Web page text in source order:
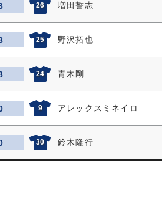
26 増田誓志
25 野沢拓也
24 青木剛
9 アレックスミネイロ
30 鈴木隆行